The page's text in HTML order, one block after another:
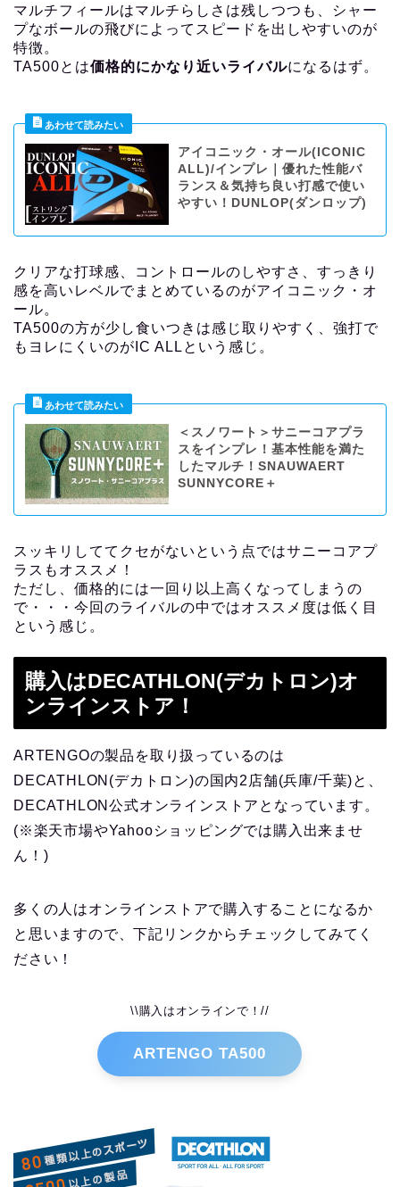
マルチフィールはマルチらしさは残しつつも、シャー
プなボールの飛びによってスピードを出しやすいのが
特徴。
TA500とは価格的にかなり近いライバルになるはず。
アイコニック・オール(ICONIC
ALL)/インプレ｜優れた性能バ
ランス＆気持ち良い打感で使い
やすい！DUNLOP(ダンロップ)
クリアな打球感、コントロールのしやすさ、すっきり
感を高いレベルでまとめているのがアイコニック・オ
ール。
TA500の方が少し食いつきは感じ取りやすく、強打で
もヨレにくいのがIC ALLという感じ。
＜スノワート＞サニーコアプラ
スをインプレ！基本性能を満た
したマルチ！SNAUWAERT
SUNNYCORE＋
スッキリしててクセがないという点ではサニーコアプ
ラスもオススメ！
ただし、価格的には一回り以上高くなってしまうの
で・・・今回のライバルの中ではオススメ度は低く目
という感じ。
購入はDECATHLON(デカトロン)オ
ンラインストア！
ARTENGOの製品を取り扱っているのは
DECATHLON(デカトロン)の国内2店舗(兵庫/千葉)と、
DECATHLON公式オンラインストアとなっています。
(※楽天市場やYahooショッピングでは購入出来ませ
ん！)
多くの人はオンラインストアで購入することになるか
と思いますので、下記リンクからチェックしてみてく
ださい！
\\購入はオンラインで！//
ARTENGO TA500